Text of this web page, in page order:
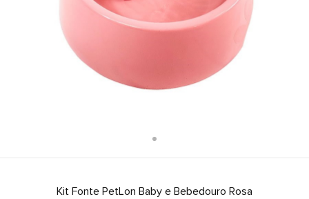
Kit Fonte PetLon Baby e Bebedouro Rosa